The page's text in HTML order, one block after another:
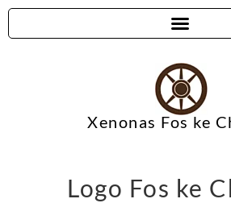
Xenonas Fos ke
Logo Fos ke